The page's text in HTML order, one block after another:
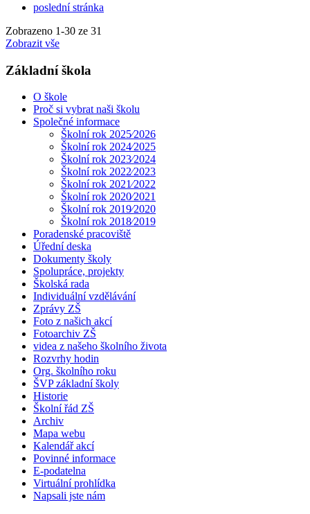
poslední stránka
Zobrazeno 1-30 ze 31
Zobrazit vše
Základní škola
O škole
Proč si vybrat naši školu
Společné informace
Školní rok 2025⁄2026
Školní rok 2024⁄2025
Školní rok 2023⁄2024
Školní rok 2022⁄2023
Školní rok 2021⁄2022
Školní rok 2020⁄2021
Školní rok 2019⁄2020
Školní rok 2018⁄2019
Poradenské pracoviště
Úřední deska
Dokumenty školy
Spolupráce, projekty
Školská rada
Individuální vzdělávání
Zprávy ZŠ
Foto z našich akcí
Fotoarchiv ZŠ
videa z našeho školního života
Rozvrhy hodin
Org. školního roku
ŠVP základní školy
Historie
Školní řád ZŠ
Archiv
Mapa webu
Kalendář akcí
Povinné informace
E-podatelna
Virtuální prohlídka
Napsali jste nám